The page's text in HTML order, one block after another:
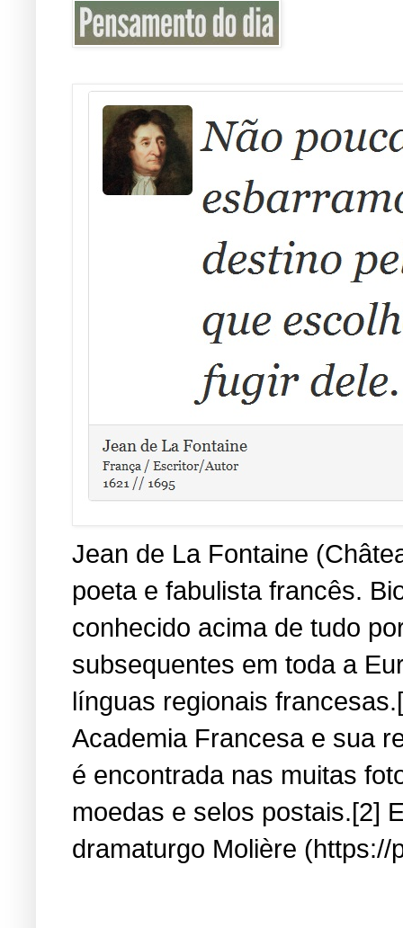
Jean de La Fontaine
poeta e fabulista francês.
conhecido acima de tudo
subsequentes em toda a
línguas regionais
Academia Francesa e sua
é encontrada nas muitas
moedas e selos postais.[2]
dramaturgo Molière